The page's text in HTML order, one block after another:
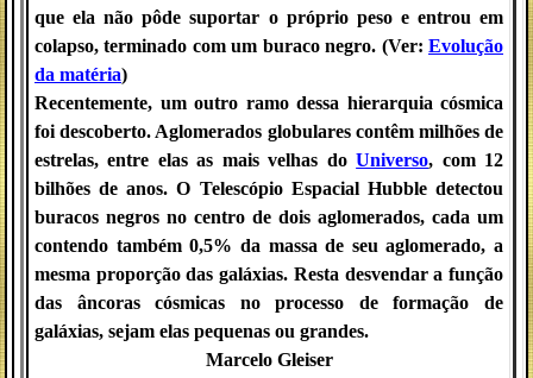
que ela não pôde suportar o próprio peso e entrou em
colapso, terminado com um buraco negro. (Ver: Evolução
da matéria)
Recentemente, um outro ramo dessa hierarquia cósmica
foi descoberto. Aglomerados globularescontêm milhões de
estrelas, entre elas as mais velhas doUniverso, com 12
bilhões de anos. O Telescópio Espacial Hubble detectou
buracos negros no centro de dois aglomerados, cada um
contendo também 0,5% da massa de seu aglomerado, a
mesma proporção das galáxias. Resta desvendar a função
das âncoras cósmicas no processo de formação de
galáxias, sejam elas pequenas ou grandes.
Marcelo Gleiser